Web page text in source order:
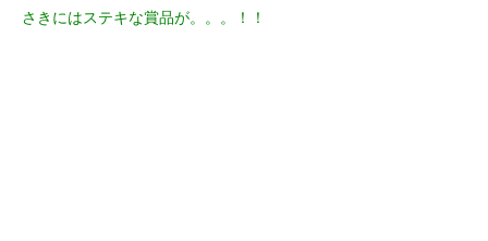
さきにはステキな賞品が。。。！！